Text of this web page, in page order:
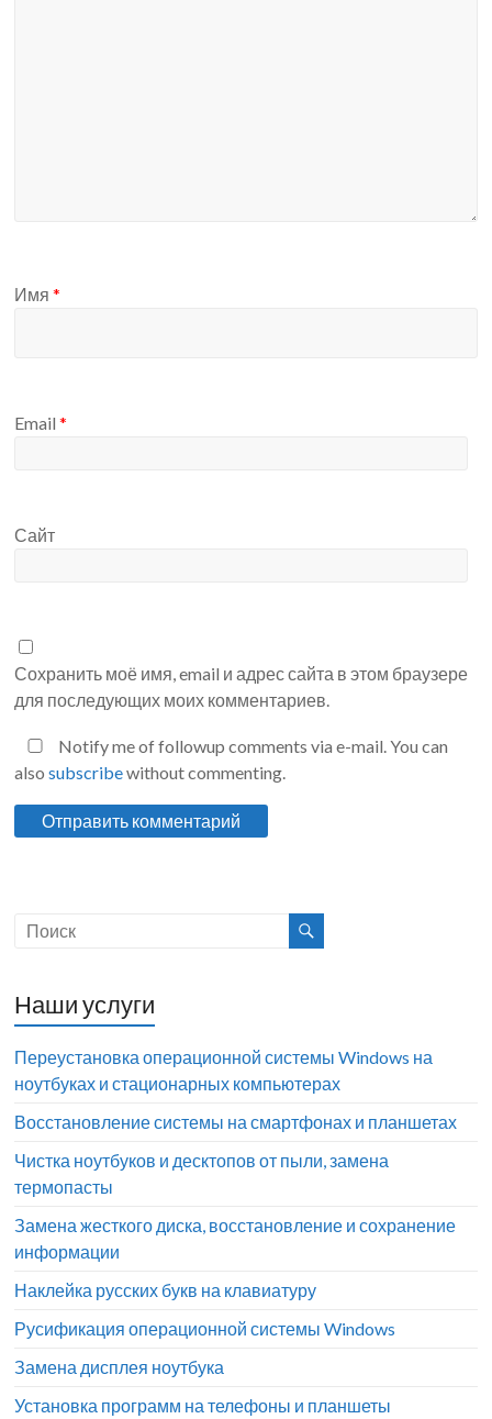
Имя*
Email*
Сайт
Сохранить моё имя, email и адрес сайта в этом браузере
для последующих моих комментариев.
Notify me of followup comments via e-mail. You can
alsosubscribewithout commenting.
Наши услуги
Переустановка операционной системы Windows на
ноутбуках и стационарных компьютерах
Восстановление системы на смартфонах и планшетах
Чистка ноутбуков и десктопов от пыли, замена
термопасты
Замена жесткого диска, восстановление и сохранение
информации
Наклейка русских букв на клавиатуру
Русификация операционной системы Windows
Замена дисплея ноутбука
Установка программ на телефоны и планшеты